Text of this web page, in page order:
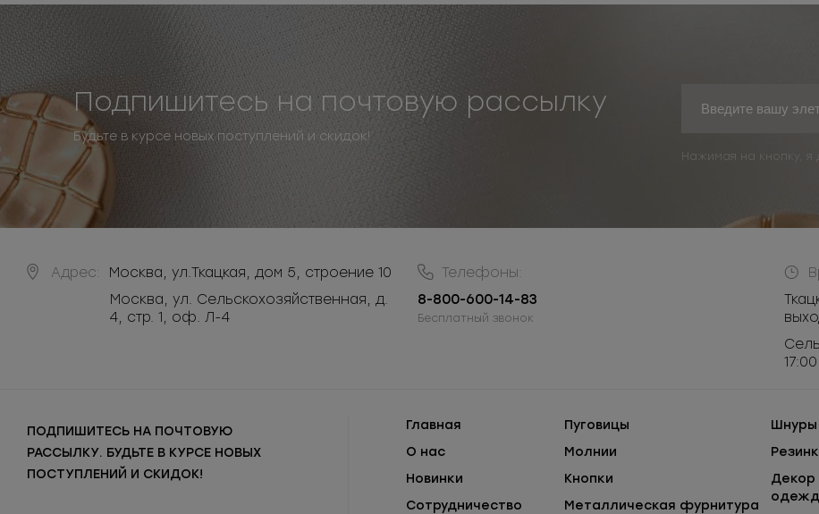
Подпишитесь на почтовую рассылку
Будьте в курсе новых поступлений и скидок!
Нажимая на кнопку, я
Адрес: Москва, ул.Ткацкая, дом 5, строение 10
Москва, ул. Сельскохозяйственная, д.
4, стр. 1, оф. Л-4
Телефоны:
8-800-600-14-83
Бесплатный звонок
ПОДПИШИТЕСЬ НА ПОЧТОВУЮ
РАССЫЛКУ. БУДЬТЕ В КУРСЕ НОВЫХ
ПОСТУПЛЕНИЙ И СКИДОК!
Главная
О нас
Новинки
Сотрудничество
Пуговицы
Молнии
Кнопки
Металлическая фурнитура
Шнуры
Декор